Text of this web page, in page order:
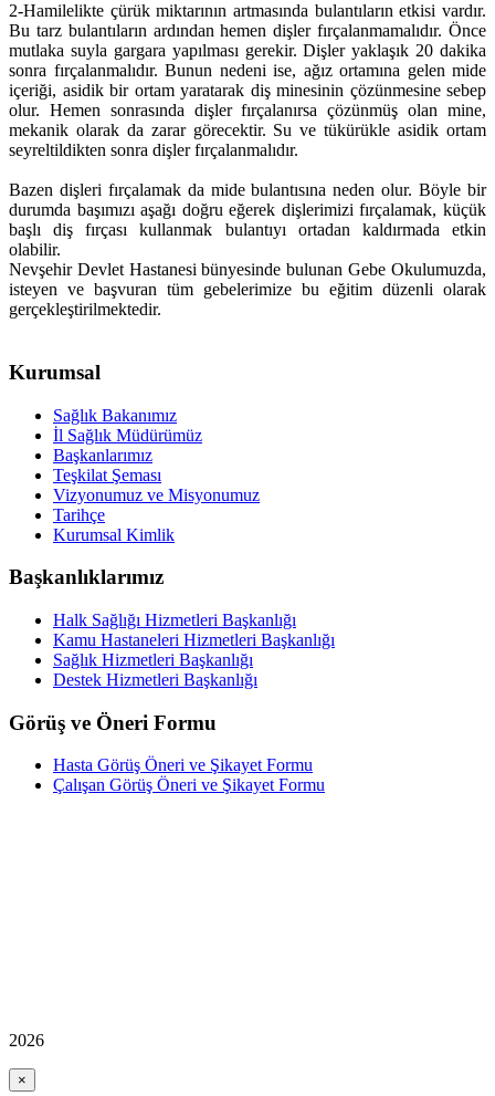
2-Hamilelikte çürük miktarının artmasında bulantıların etkisi vardır.
Bu tarz bulantıların ardından hemen dişler fırçalanmamalıdır. Önce
mutlaka suyla gargara yapılması gerekir. Dişler yaklaşık 20 dakika
sonra fırçalanmalıdır. Bunun nedeni ise, ağız ortamına gelen mide
içeriği, asidik bir ortam yaratarak diş minesinin çözünmesine sebep
olur. Hemen sonrasında dişler fırçalanırsa çözünmüş olan mine,
mekanik olarak da zarar görecektir. Su ve tükürükle asidik ortam
seyreltildikten sonra dişler fırçalanmalıdır.
Bazen dişleri fırçalamak da mide bulantısına neden olur. Böyle bir
durumda başımızı aşağı doğru eğerek dişlerimizi fırçalamak, küçük
başlı diş fırçası kullanmak bulantıyı ortadan kaldırmada etkin
olabilir.
Nevşehir Devlet Hastanesi bünyesinde bulunan Gebe Okulumuzda,
isteyen ve başvuran tüm gebelerimize bu eğitim düzenli olarak
gerçekleştirilmektedir.
Kurumsal
Sağlık Bakanımız
İl Sağlık Müdürümüz
Başkanlarımız
Teşkilat Şeması
Vizyonumuz ve Misyonumuz
Tarihçe
Kurumsal Kimlik
Başkanlıklarımız
Halk Sağlığı Hizmetleri Başkanlığı
Kamu Hastaneleri Hizmetleri Başkanlığı
Sağlık Hizmetleri Başkanlığı
Destek Hizmetleri Başkanlığı
Görüş ve Öneri Formu
Hasta Görüş Öneri ve Şikayet Formu
Çalışan Görüş Öneri ve Şikayet Formu
2026
×